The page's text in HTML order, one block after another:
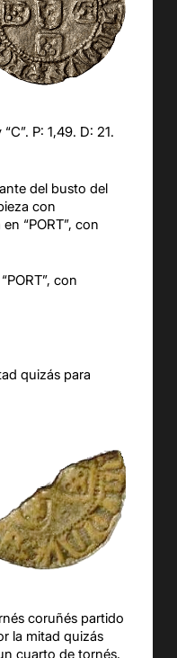
P: 1,49. D: 21.
del busto del
con
“PORT”, con
con
quizás para
coruñés partido
la mitad quizás
cuarto de tornés,